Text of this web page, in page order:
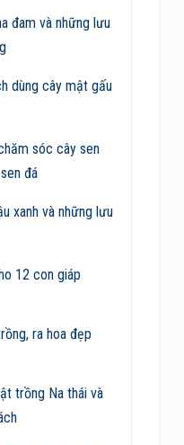
đam và những lưu
dùng cây mật gấu
sóc cây sen
đá
xanh và những lưu
12 con giáp
ra hoa đẹp
trồng Na thái và